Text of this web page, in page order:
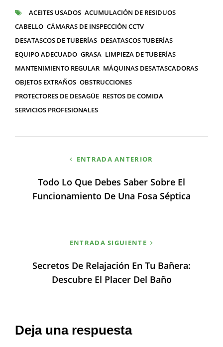
ETIQUETAS
ACEITES USADOS ACUMULACIÓN DE RESIDUOS
CABELLO CÁMARAS DE INSPECCIÓN CCTV
DESATASCOS DE TUBERÍAS DESATASCOS TUBERÍAS
EQUIPO ADECUADO GRASA LIMPIEZA DE TUBERÍAS
MANTENIMIENTO REGULAR MÁQUINAS DESATASCADORAS
OBJETOS EXTRAÑOS OBSTRUCCIONES
PROTECTORES DE DESAGÜE RESTOS DE COMIDA
SERVICIOS PROFESIONALES
entradas
ENTRADA ANTERIOR
Todo Lo Que Debes Saber Sobre El
Funcionamiento De Una Fosa Séptica
ENTRADA SIGUIENTE
Secretos De Relajación En Tu Bañera:
Descubre El Placer Del Baño
Deja una respuesta